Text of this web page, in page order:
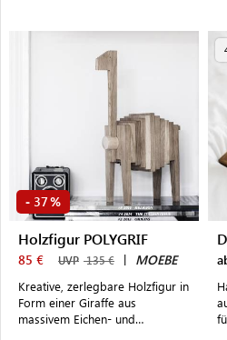
- 37%
Holzfigur POLYGRIF
85 € UVP 135 € | MOEBE
Kreative, zerlegbare Holzfigur in
Form einer Giraffe aus
massivem Eichen- und